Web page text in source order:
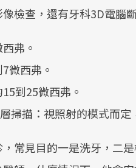
檢查，還有牙科3D電腦
弗。
微西弗。
到25微西弗。
掃描：視照射的模式而定
常見目的一是洗牙，二